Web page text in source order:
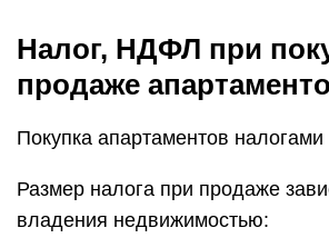
Налог, НДФЛ при
продаже
Покупка апартаментов налогами
Размер налога при продаже
владения недвижимостью: